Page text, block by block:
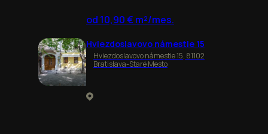
od 10,90 € m²/mes.
Hviezdoslavovo námestie 15
Hviezdoslavovo námestie 15, 81102
Bratislava-Staré Mesto